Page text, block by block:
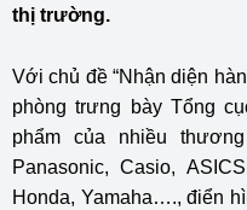
thị trường.
Với chủ đề “Nhận diện
phòng trưng bày Tổng
phẩm của nhiều
Panasonic, Casio,
Honda, Yamaha…., điển